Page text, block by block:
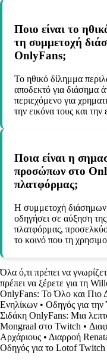
Ποιο είναι το
τη συμμετοχή
OnlyFans;
Το ηθικό δίλημμα
αποδεκτό για διάσημα
περιεχόμενο για
την εικόνα τους και
Ποια είναι η
προσώπων στο
πλατφόρμας;
Η συμμετοχή
οδηγήσει σε αύξηση
πλατφόρμας,
το κοινό που τη
Όλα ό,τι πρέπει να
πρέπει να ξέρετε για τη
OnlyFans: Το Όλο και Πιο
Ενηλίκων • Οδηγός για
Σιδάκη OnlyFans: Μια
Μongraal στο Twitch •
Αρχάριους • Διαρροή
Οδηγός για το Lotof Twitch